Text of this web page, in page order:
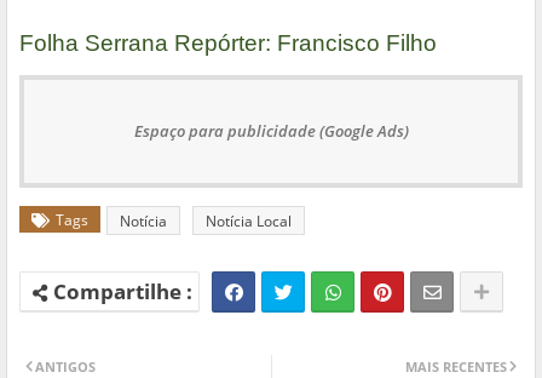
Folha Serrana Repórter: Francisco Filho
Espaço para publicidade (Google Ads)
Tags Notícia Notícia Local
MAIS RECENTES
ANTIGOS